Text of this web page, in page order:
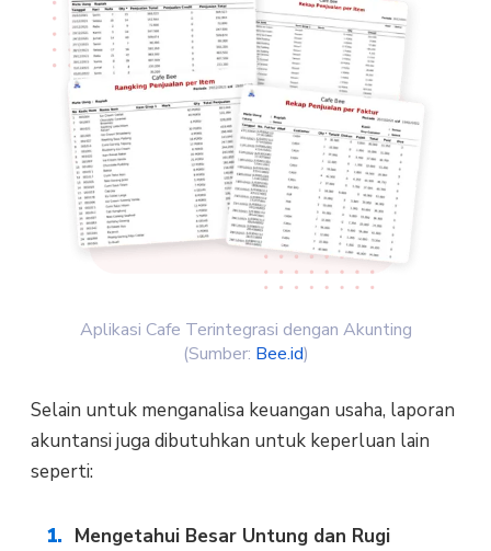
Aplikasi Cafe Terintegrasi dengan Akunting
(Sumber: Bee.id)
Selain untuk menganalisa keuangan usaha, laporan
akuntansi juga dibutuhkan untuk keperluan lain
seperti:
Mengetahui Besar Untung dan Rugi